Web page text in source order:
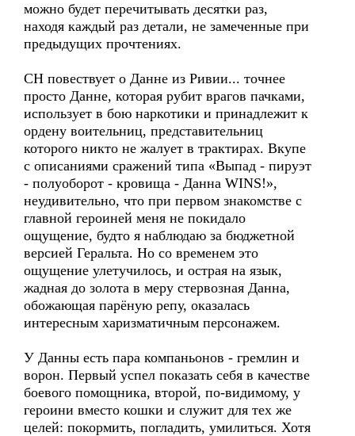
можно будет перечитывать десятки раз,
находя каждый раз детали, не замеченные при
предыдущих прочтениях.
СН повествует о Данне из Ривии... точнее
просто Данне, которая рубит врагов пачками,
использует в бою наркотики и принадлежит к
ордену воительниц, представительниц
которого никто не жалует в трактирах. Вкупе
с описаниями сражений типа «Выпад - пируэт
- полуоборот - кровища - Данна WINS!»,
неудивительно, что при первом знакомстве с
главной героиней меня не покидало
ощущение, будто я наблюдаю за бюджетной
версией Геральта. Но со временем это
ощущение улетучилось, и острая на язык,
жадная до золота в меру стервозная Данна,
обожающая парёную репу, оказалась
интересным харизматичным персонажем.
У Данны есть пара компаньонов - гремлин и
ворон. Первый успел показать себя в качестве
боевого помощника, второй, по-видимому, у
героини вместо кошки и служит для тех же
целей: покормить, погладить, умилиться. Хотя